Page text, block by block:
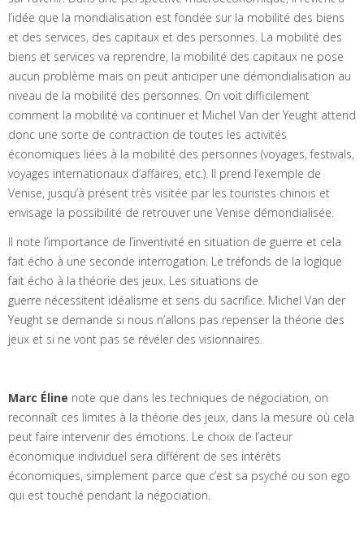
l’idée que la mondialisation est fondée sur la mobilité des biens
et des services, des capitaux et des personnes. La mobilité des
biens et services va reprendre, la mobilité des capitaux ne pose
aucun problème mais on peut anticiper une démondialisation au
niveau de la mobilité des personnes. On voit difficilement
comment la mobilité va continuer et Michel Van der Yeught attend
donc une sorte de contraction de toutes les activités
économiques liées à la mobilité des personnes (voyages, festivals,
voyages internationaux d’affaires, etc.). Il prend l’exemple de
Venise, jusqu’à présent très visitée par les touristes chinois et
envisage la possibilité de retrouver une Venise démondialisée.
Il note l’importance de l’inventivité en situation de guerre et cela
fait écho à une seconde interrogation. Le tréfonds de la logique
fait écho à la théorie des jeux. Les situations de
guerre nécessitent idéalisme et sens du sacrifice. Michel Van der
Yeught se demande si nous n’allons pas repenser la théorie des
jeux et si ne vont pas se révéler des visionnaires.
Marc Éline note que dans les techniques de négociation, on
reconnaît ces limites à la théorie des jeux, dans la mesure où cela
peut faire intervenir des émotions. Le choix de l’acteur
économique individuel sera différent de ses intérêts
économiques, simplement parce que c’est sa psyché ou son ego
qui est touché pendant la négociation.